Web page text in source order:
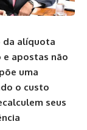
da alíquota
apostas não
uma
o custo
seus